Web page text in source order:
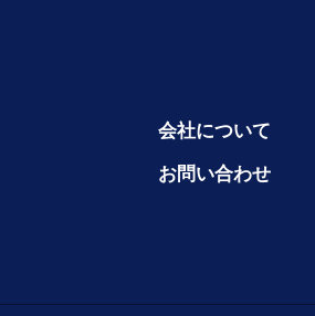
会社について
お問い合わせ